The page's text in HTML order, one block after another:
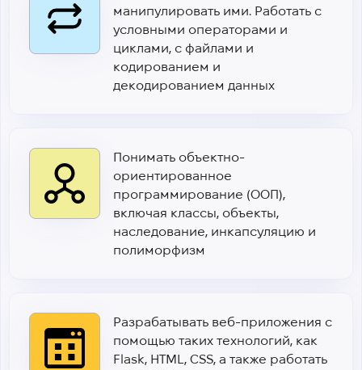
манипулировать ими. Работать с
условными операторами и
циклами, с файлами и
кодированием и
декодированием данных
Понимать объектно-
ориентированное
программирование (ООП),
включая классы, объекты,
наследование, инкапсуляцию и
полиморфизм
Разрабатывать веб-приложения с
помощью таких технологий, как
Flask, HTML, CSS, а также работать